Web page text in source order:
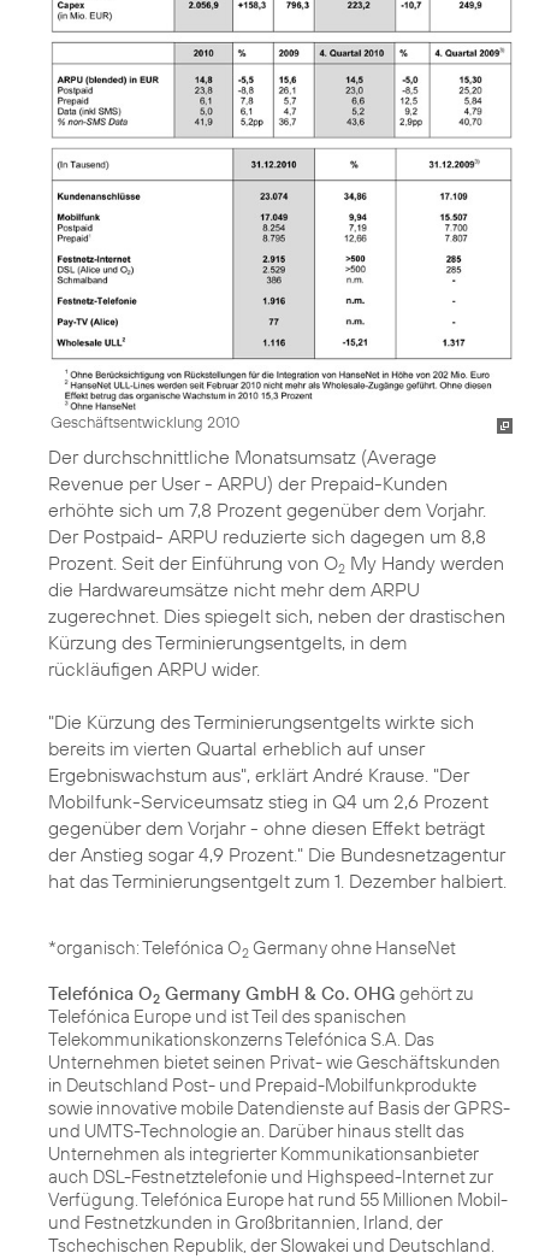
Geschäftsentwicklung 2010
Der durchschnittliche Monatsumsatz (Average
Revenue per User - ARPU) der Prepaid-Kunden
erhöhte sich um 7,8 Prozent gegenüber dem Vorjahr.
Der Postpaid- ARPU reduzierte sich dagegen um 8,8
Prozent. Seit der Einführung von O2 My Handy werden
die Hardwareumsätze nicht mehr dem ARPU
zugerechnet. Dies spiegelt sich, neben der drastischen
Kürzung des Terminierungsentgelts, in dem
rückläufigen ARPU wider.
"Die Kürzung des Terminierungsentgelts wirkte sich
bereits im vierten Quartal erheblich auf unser
Ergebniswachstum aus", erklärt André Krause. "Der
Mobilfunk-Serviceumsatz stieg in Q4 um 2,6 Prozent
gegenüber dem Vorjahr - ohne diesen Effekt beträgt
der Anstieg sogar 4,9 Prozent." Die Bundesnetzagentur
hat das Terminierungsentgelt zum 1. Dezember halbiert.
*organisch: Telefónica O2 Germany ohne HanseNet
Telefónica O2 Germany GmbH & Co. OHG gehört zu
Telefónica Europe und ist Teil des spanischen
Telekommunikationskonzerns Telefónica S.A. Das
Unternehmen bietet seinen Privat- wie Geschäftskunden
in Deutschland Post- und Prepaid-Mobilfunkprodukte
sowie innovative mobile Datendienste auf Basis der GPRS-
und UMTS-Technologie an. Darüber hinaus stellt das
Unternehmen als integrierter Kommunikationsanbieter
auch DSL-Festnetztelefonie und Highspeed-Internet zur
Verfügung. Telefónica Europe hat rund 55 Millionen Mobil-
und Festnetzkunden in Großbritannien, Irland, der
Tschechischen Republik, der Slowakei und Deutschland.